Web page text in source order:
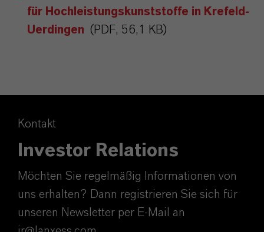
für Hochleistungskunststoffe in Krefeld-
Uerdingen (PDF, 56,1 KB)
Kontakt
Investor Relations
Möchten Sie regelmäßig Informationen von
uns erhalten? Dann registrieren Sie sich für
unseren Newsletter per E-Mail an